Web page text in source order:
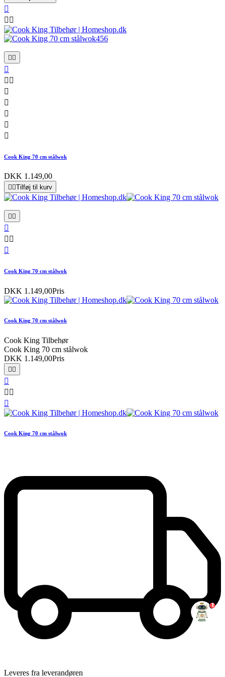

 


 





Cook King 70 cm stålwok
DKK 1.149,00
 Tilføj til kurv
 

 

Cook King 70 cm stålwok
DKK 1.149,00Pris
Cook King 70 cm stålwok
Cook King Tilbehør
Cook King 70 cm stålwok
DKK 1.149,00Pris
 

 

Cook King 70 cm stålwok
Leveres fra leverandøren
1